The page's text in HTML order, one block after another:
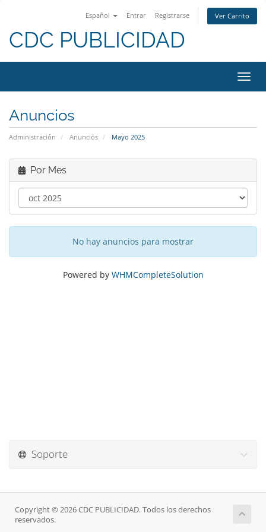
Español Entrar Registrarse Ver Carrito
CDC PUBLICIDAD
Anuncios
Administración Anuncios Mayo 2025
Por Mes
No hay anuncios para mostrar
Powered by WHMCompleteSolution
Soporte
Copyright © 2026 CDC PUBLICIDAD. Todos los derechos
reservados.